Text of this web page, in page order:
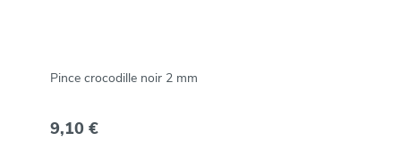
Pince crocodille noir 2 mm
9,10 €